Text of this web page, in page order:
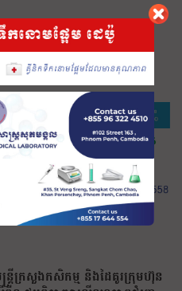
ន្រ្តីក្រសួងកសិកម្ម និងដៃគូរក្រុមហ៊ុន